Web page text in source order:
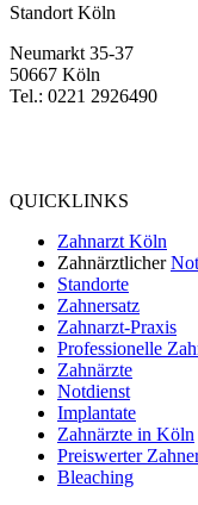
Standort Köln
Neumarkt 35-37
50667 Köln
Tel.: 0221 2926490
QUICKLINKS
Zahnarzt Köln
Zahnärztlicher
Standorte
Zahnersatz
Zahnarzt-Praxis
Professionelle
Zahnärzte
Notdienst
Implantate
Zahnärzte in Köln
Preiswerter
Bleaching